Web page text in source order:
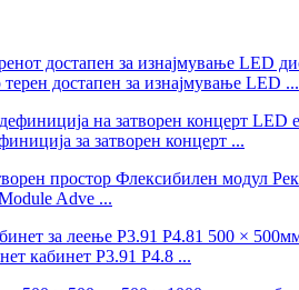
достапен за изнајмување LED ...
за затворен концерт ...
Adve ...
кабинет P3.91 P4.8 ...